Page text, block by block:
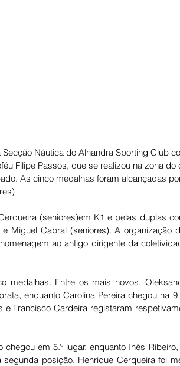
Náutica do Alhandra Sporting Club
Filipe Passos, que se realizou na zona
As cinco medalhas foram alcançadas
e Miguel Cabral (seniores). A organização
ao antigo dirigente da
medalhas. Entre os mais novos,
enquanto Carolina Pereira chegou na
e Francisco Cardeira registaram
chegou em 5.º lugar, enquanto Inês
segunda posição. Henrique Cerqueira foi